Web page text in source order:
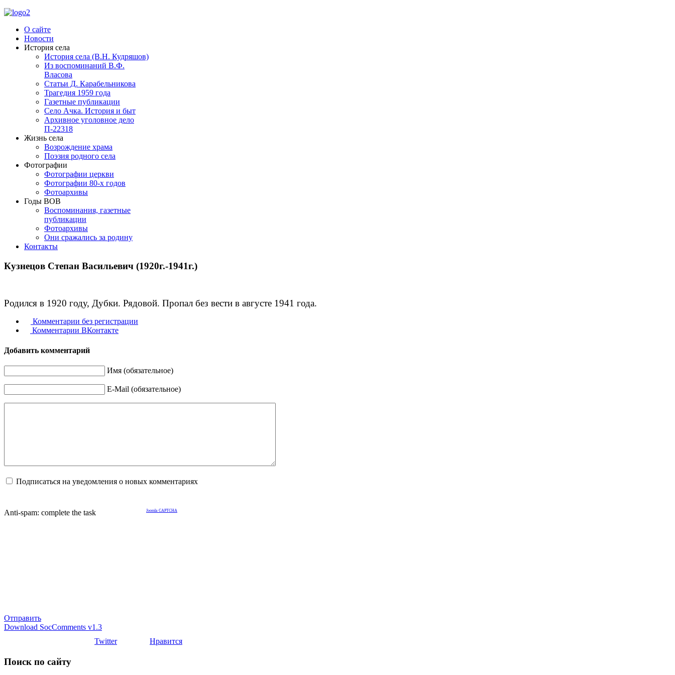
О сайте
Новости
История села
История села (В.Н. Кудряшов)
Из воспоминаний В.Ф.
Власова
Статьи Д. Карабельникова
Трагедия 1959 года
Газетные публикации
Село Ачка. История и быт
Архивное уголовное дело
П-22318
Жизнь села
Возрождение храма
Поэзия родного села
Фотографии
Фотографии церкви
Фотографии 80-х годов
Фотоархивы
Годы ВОВ
Воспоминания, газетные
публикации
Фотоархивы
Они сражались за родину
Контакты
Кузнецов Степан Васильевич (1920г.-1941г.)
Родился в 1920 году, Дубки. Рядовой. Пропал без вести в августе 1941 года.
Комментарии без регистрации
Комментарии ВКонтакте
Добавить комментарий
Имя (обязательное)
E-Mail (обязательное)
Подписаться на уведомления о новых комментариях
Anti-spam: complete the task Joomla CAPTCHA
Отправить
Download SocComments v1.3
Twitter
Нравится
Поиск по сайту